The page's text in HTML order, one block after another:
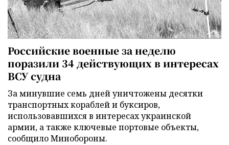
Российские военные за неделю
поразили 34 действующих в интересах
ВСУ судна
За минувшие семь дней уничтожены десятки
транспортных кораблей и буксиров,
использовавшихся в интересах украинской
армии, а также ключевые портовые объекты,
сообщило Минобороны.